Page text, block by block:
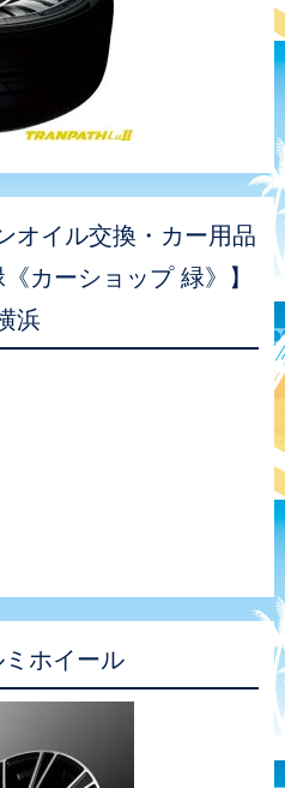
オイル交換・カー用品
カーショップ 緑》】
浜
ホイール